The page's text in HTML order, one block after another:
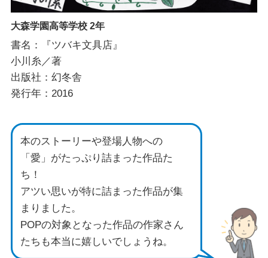
大森学園高等学校 2年
書名：『ツバキ文具店』
小川糸／著
出版社：幻冬舎
発行年：2016
本のストーリーや登場人物への
「愛」がたっぷり詰まった作品た
ち！
アツい思いが特に詰まった作品が集
まりました。
POPの対象となった作品の作家さん
たちも本当に嬉しいでしょうね。